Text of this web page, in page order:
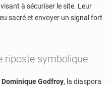
à sécuriser le site. Leur
sacré et envoyer un signal fort
riposte symbolique
Dominique Godfroy, la diaspora